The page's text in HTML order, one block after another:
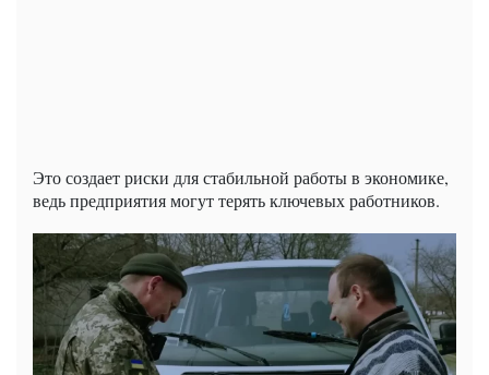
Это создает риски для стабильной работы в экономике,
ведь предприятия могут терять ключевых работников.